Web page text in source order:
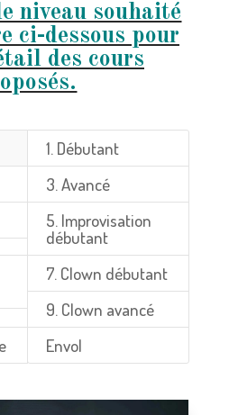
niveau souhaité
ci-dessous pour
des cours
1. Débutant
3. Avancé
5. Improvisation
débutant
7. Clown débutant
9. Clown avancé
Envol